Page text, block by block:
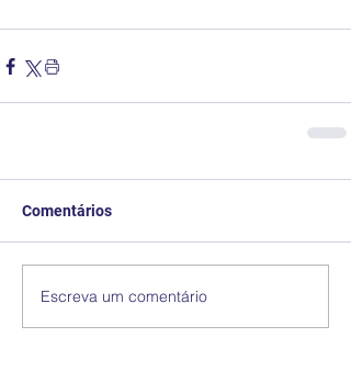
Comentários
Escreva um comentário